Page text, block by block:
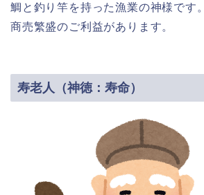
鯛と釣り竿を持った漁業の神様です。
商売繁盛のご利益があります。
寿老人（神徳：寿命）